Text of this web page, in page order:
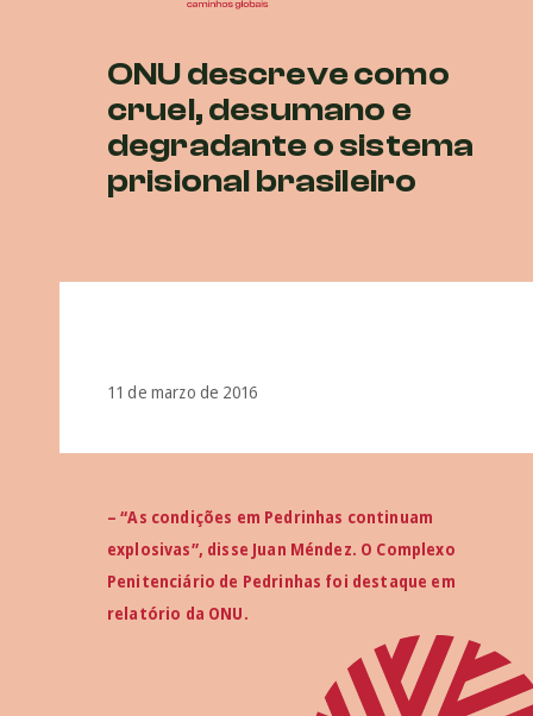
ONU descreve como
cruel, desumano e
degradante o sistema
prisional brasileiro
11 de marzo de 2016
– “As condições em Pedrinhas continuam
explosivas”, disse Juan Méndez. O Complexo
Penitenciário de Pedrinhas foi destaque em
relatório da ONU.